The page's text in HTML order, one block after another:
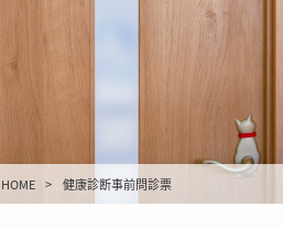
HOME 健康診断事前問診票